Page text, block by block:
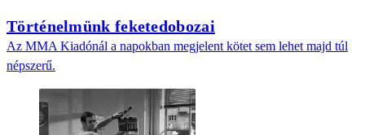
Történelmünk feketedobozai
Az MMA Kiadónál a napokban megjelent kötet sem lehet majd túl
népszerű.